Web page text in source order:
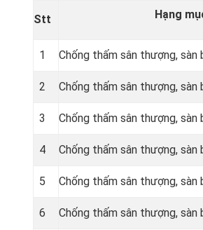
Stt Hạng
1 Chống thấm sân thượng,
2 Chống thấm sân thượng,
3 Chống thấm sân thượng, sàn
4 Chống thấm sân thượng, sàn
5 Chống thấm sân thượng,
6 Chống thấm sân thượng,